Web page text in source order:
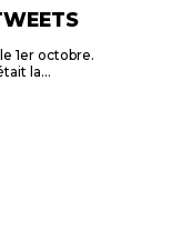
1er octobre.
la…